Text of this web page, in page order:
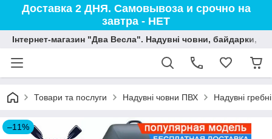
Доставка 2 ДНЯ. Самовывоза и срочно на
завтра - НЕТ
Інтернет-магазин "Два Весла". Надувні човни, байдарки,
Товари та послуги Надувні човни ПВХ Надувні
–11%